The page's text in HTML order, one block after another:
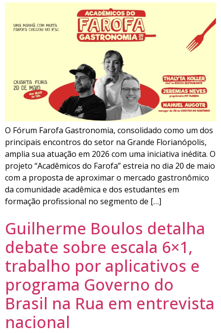
O Fórum Farofa Gastronomia, consolidado como um dos
principais encontros do setor na Grande Florianópolis,
amplia sua atuação em 2026 com uma iniciativa inédita. O
projeto “Acadêmicos do Farofa” estreia no dia 20 de maio
com a proposta de aproximar o mercado gastronômico
da comunidade acadêmica e dos estudantes em
formação profissional no segmento de […]
Guilherme Boulos detalha
debate sobre escala 6×1,
trabalho por aplicativos e
programa Governo do
Brasil na Rua em entrevista
nacional